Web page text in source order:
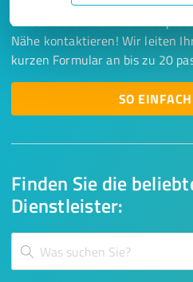
Finden Sie die
Dienstleister:
Lassen Sie sich einfach von
Nähe kontaktieren! Wir leiten
kurzen Formular an bis zu 20
SO